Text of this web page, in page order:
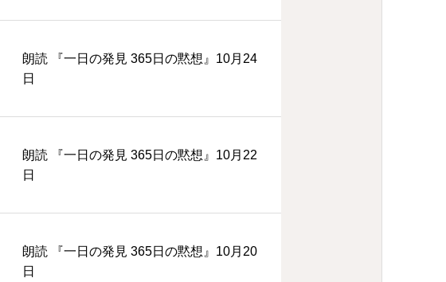
朗読 『一日の発見 365日の黙想』10月24
日
朗読 『一日の発見 365日の黙想』10月22
日
朗読 『一日の発見 365日の黙想』10月20
日